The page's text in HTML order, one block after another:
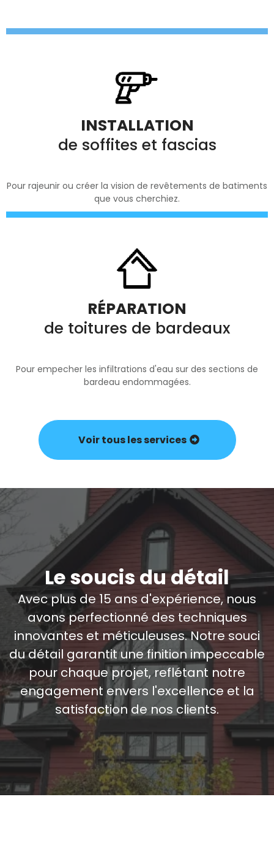
INSTALLATION
de soffites et fascias
Pour rajeunir ou créer la vision de revêtements de batiments
que vous cherchiez.
RÉPARATION
de toitures de bardeaux
Pour empecher les infiltrations d'eau sur des sections de
bardeau endommagées.
Voir tous les services
Le soucis du détail
Avec plus de 15 ans d'expérience, nous
avons perfectionné des techniques
innovantes et méticuleuses. Notre souci
du détail garantit une finition impeccable
pour chaque projet, reflétant notre
engagement envers l'excellence et la
satisfaction de nos clients.